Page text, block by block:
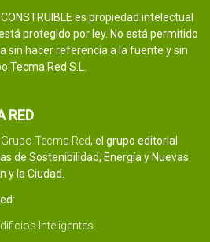
es propiedad intelectual
protegido por ley. No está permitido
sin hacer referencia a la fuente y sin
Tecma Red S.L.
RED
Grupo Tecma Red, el grupo editorial
de Sostenibilidad, Energía y Nuevas
y la Ciudad.
Inteligentes